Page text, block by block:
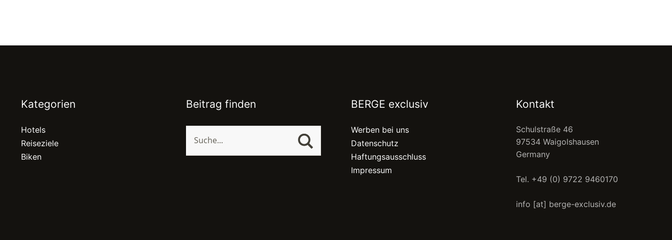
Kategorien
Hotels
Reiseziele
Biken
Beitrag finden BERGE exclusiv
Werben bei uns
Datenschutz
Haftungsausschluss
Impressum
Kontakt
Schulstraße 46
97534 Waigolshausen
Germany
Tel. +49 (0) 9722 9460170
info [at] berge-exclusiv.de